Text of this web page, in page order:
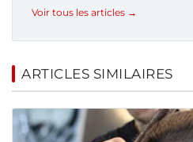
Voir tous les articles →
ARTICLES SIMILAIRES